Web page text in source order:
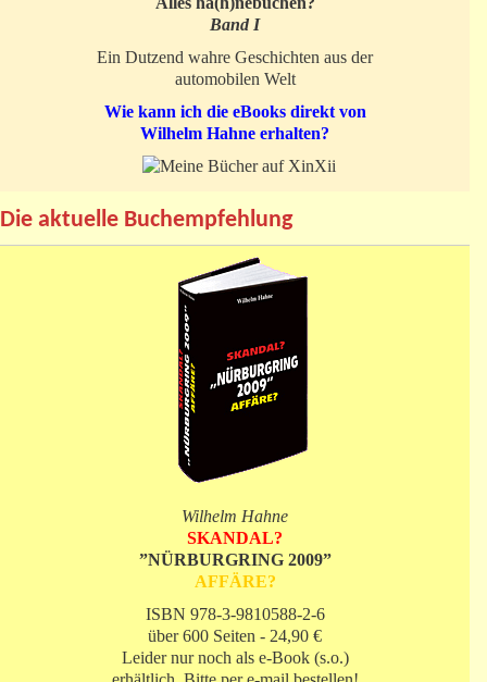
Band I
Ein Dutzend wahre Geschichten aus der
automobilen Welt
Wie kann ich die eBooks direkt von
Wilhelm Hahne erhalten?
Die aktuelle Buchempfehlung
Wilhelm Hahne
SKANDAL?
”NÜRBURGRING 2009”
AFFÄRE?
ISBN 978-3-9810588-2-6
über 600 Seiten - 24,90 €
Leider nur noch als e-Book (s.o.)